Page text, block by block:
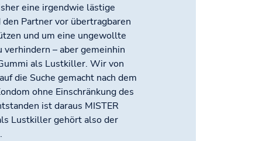
eine irgendwie lästige
Partner vor übertragbaren
und um eine ungewollte
verhindern – aber gemeinhin
als Lustkiller. Wir von
die Suche gemacht nach dem
ohne Einschränkung des
ist daraus MISTER
Lustkiller gehört also der